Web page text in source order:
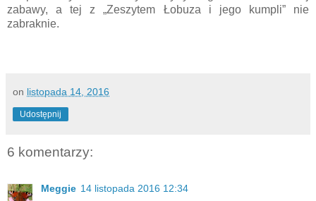
zabawy, a tej z „Zeszytem Łobuza i jego kumpli” nie
zabraknie.
on listopada 14, 2016
Udostępnij
6 komentarzy:
Meggie 14 listopada 2016 12:34